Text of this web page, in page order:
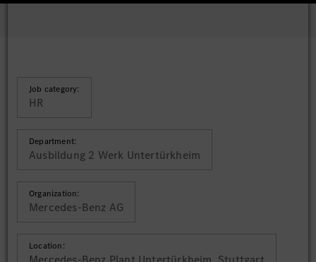
Job category:
HR
Department:
Ausbildung 2 Werk Untertürkheim
Organization:
Mercedes-Benz AG
Location: